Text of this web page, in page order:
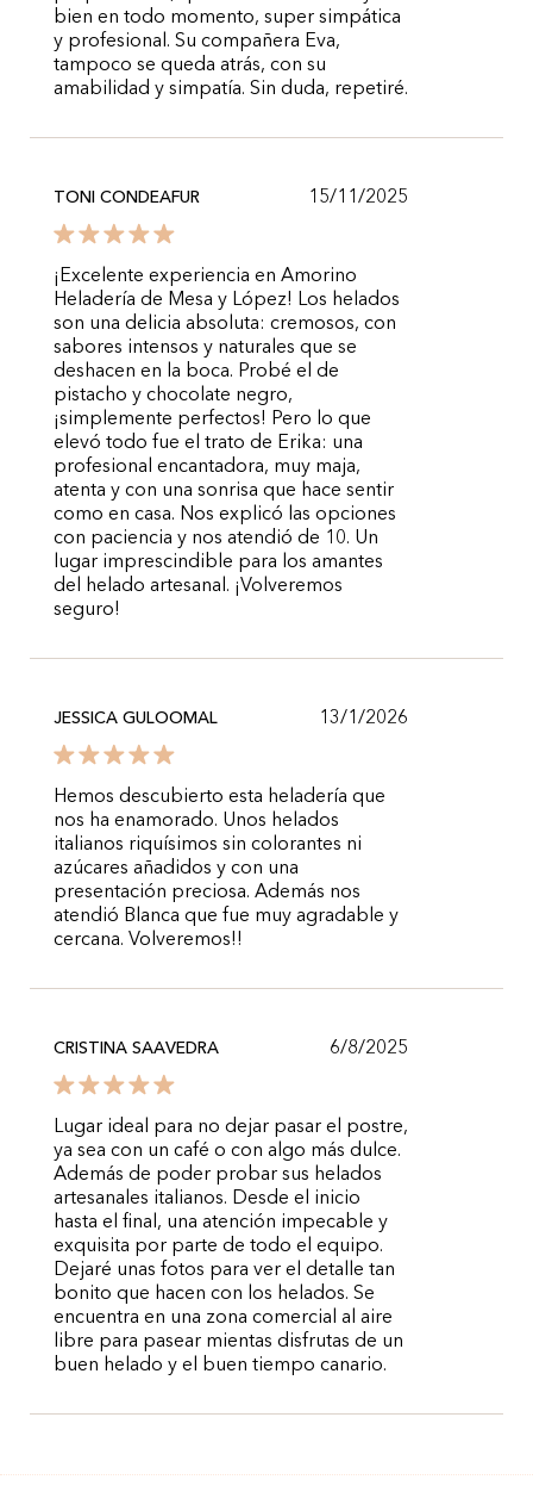
bien en todo momento, super simpática
y profesional. Su compañera Eva,
tampoco se queda atrás, con su
amabilidad y simpatía. Sin duda, repetiré.
TONI CONDEAFUR 15/11/2025
¡Excelente experiencia en Amorino
Heladería de Mesa y López! Los helados
son una delicia absoluta: cremosos, con
sabores intensos y naturales que se
deshacen en la boca. Probé el de
pistacho y chocolate negro,
¡simplemente perfectos! Pero lo que
elevó todo fue el trato de Erika: una
profesional encantadora, muy maja,
atenta y con una sonrisa que hace sentir
como en casa. Nos explicó las opciones
con paciencia y nos atendió de 10. Un
lugar imprescindible para los amantes
del helado artesanal. ¡Volveremos
seguro!
JESSICA GULOOMAL 13/1/2026
Hemos descubierto esta heladería que
nos ha enamorado. Unos helados
italianos riquísimos sin colorantes ni
azúcares añadidos y con una
presentación preciosa. Además nos
atendió Blanca que fue muy agradable y
cercana. Volveremos!!
CRISTINA SAAVEDRA 6/8/2025
Lugar ideal para no dejar pasar el postre,
ya sea con un café o con algo más dulce.
Además de poder probar sus helados
artesanales italianos. Desde el inicio
hasta el final, una atención impecable y
exquisita por parte de todo el equipo.
Dejaré unas fotos para ver el detalle tan
bonito que hacen con los helados. Se
encuentra en una zona comercial al aire
libre para pasear mientas disfrutas de un
buen helado y el buen tiempo canario.